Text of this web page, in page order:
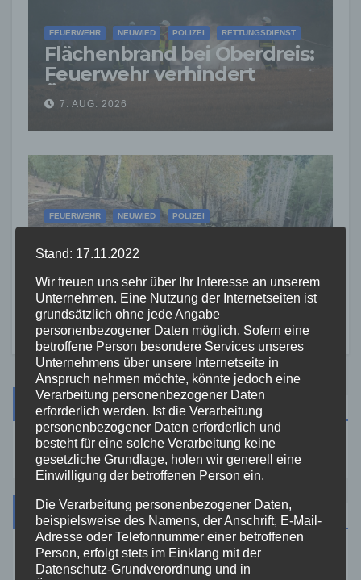
FEUERWEHR NEUWIED POLIZEI RETTUNGSDIENST
Flächenbrand bei Oberdreis:
Feuerwehr verhindert
Übergreifen auf Waldgebiet
7. AUG. 2026
FEUERWEHR NEUWIED POLIZEI
schnell gelöscht –
Feuerwehr warnt vor
erhöhter Brandgefahr
7. AUG. 2026
Suche
Kategorien
Aktuelles
Stand: 17.11.2022
Wir freuen uns sehr über Ihr Interesse an unserem
Unternehmen. Eine Nutzung der Internetseiten ist
grundsätzlich ohne jede Angabe
personenbezogener Daten möglich. Sofern eine
betroffene Person besondere Services unseres
Unternehmens über unsere Internetseite in
Anspruch nehmen möchte, könnte jedoch eine
Verarbeitung personenbezogener Daten
erforderlich werden. Ist die Verarbeitung
personenbezogener Daten erforderlich und
besteht für eine solche Verarbeitung keine
gesetzliche Grundlage, holen wir generell eine
Einwilligung der betroffenen Person ein.
Die Verarbeitung personenbezogener Daten,
beispielsweise des Namens, der Anschrift, E-Mail-
Adresse oder Telefonnummer einer betroffenen
Person, erfolgt stets im Einklang mit der
Datenschutz-Grundverordnung und in